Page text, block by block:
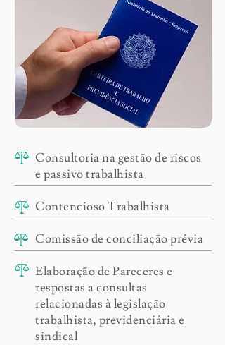
Consultoria na gestão de riscos
e passivo trabalhista
Contencioso Trabalhista
Comissão de conciliação prévia
Elaboração de Pareceres e
respostas a consultas
relacionadas à legislação
trabalhista, previdenciária e
sindical